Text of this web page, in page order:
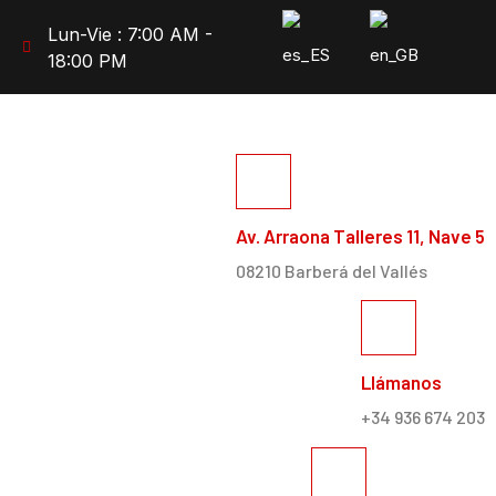
Lun-Vie : 7:00 AM -
18:00 PM
Av. Arraona Talleres 11, Nave 5
08210 Barberá del Vallés
Llámanos
+34 936 674 203